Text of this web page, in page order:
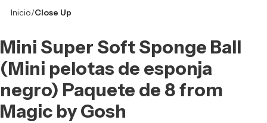
Inicio Close Up
Mini Super Soft Sponge Ball
(Mini pelotas de esponja
negro) Paquete de 8 from
Magic by Gosh